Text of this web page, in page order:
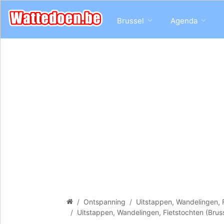
Brussel Agenda
Ontspanning
Uitstappen, Wandelingen,
Uitstappen, Wandelingen, Fietstochten